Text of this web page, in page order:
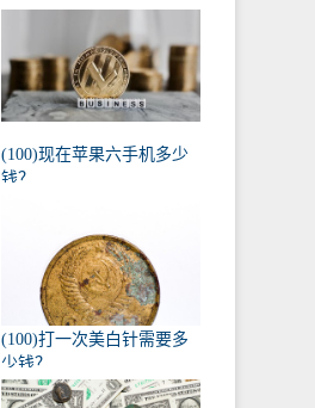
(100)现在苹果六手机多少
钱？
(100)打一次美白针需要多
少钱？